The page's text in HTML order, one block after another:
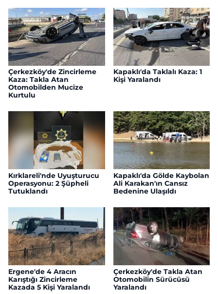
Çerkezköy'de Zincirleme
Kaza: Takla Atan
Otomobilden Mucize
Kurtulu
Kapaklı'da Taklalı Kaza: 1
Kişi Yaralandı
Kırklareli'nde Uyuşturucu
Operasyonu: 2 Şüpheli
Tutuklandı
Kapaklı'da Gölde Kaybolan
Ali Karakan'ın Cansız
Bedenine Ulaşıldı
Ergene'de 4 Aracın
Karıştığı Zincirleme
Kazada 5 Kişi Yaralandı
Çerkezköy'de Takla Atan
Otomobilin Sürücüsü
Yaralandı